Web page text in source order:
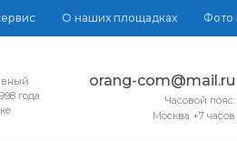
О наших площадках Фото
года
orang-com@mail.ru
Часовой пояс:
Москва +7 часов